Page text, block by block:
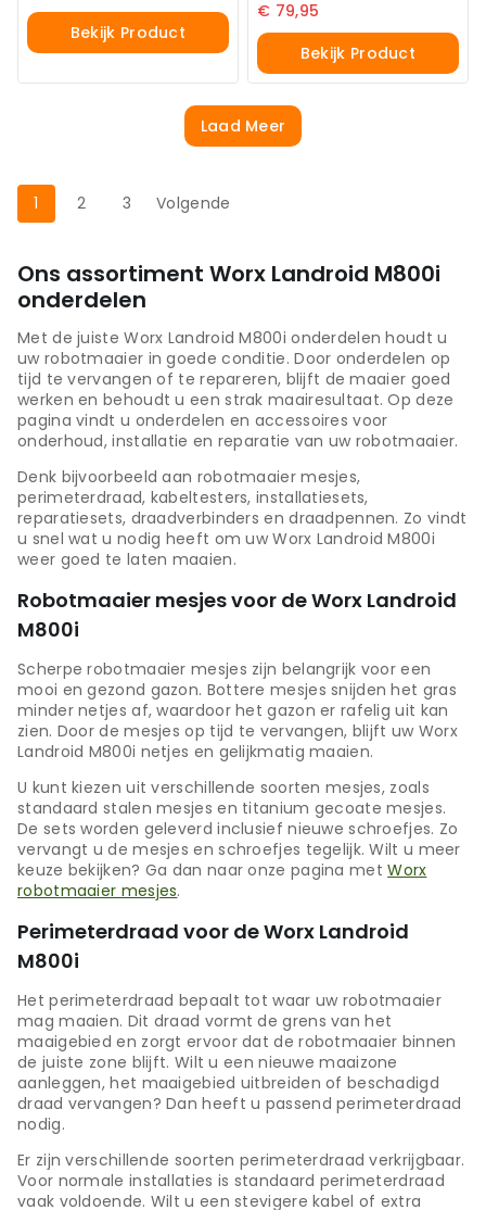
Bekijk Product
€ 79,95
Bekijk Product
Laad Meer
1 2 3 Volgende
Ons assortiment Worx Landroid M800i
onderdelen
Met de juiste Worx Landroid M800i onderdelen houdt u
uw robotmaaier in goede conditie. Door onderdelen op
tijd te vervangen of te repareren, blijft de maaier goed
werken en behoudt u een strak maairesultaat. Op deze
pagina vindt u onderdelen en accessoires voor
onderhoud, installatie en reparatie van uw robotmaaier.
Denk bijvoorbeeld aan robotmaaier mesjes,
perimeterdraad, kabeltesters, installatiesets,
reparatiesets, draadverbinders en draadpennen. Zo vindt
u snel wat u nodig heeft om uw Worx Landroid M800i
weer goed te laten maaien.
Robotmaaier mesjes voor de Worx Landroid
M800i
Scherpe robotmaaier mesjes zijn belangrijk voor een
mooi en gezond gazon. Bottere mesjes snijden het gras
minder netjes af, waardoor het gazon er rafelig uit kan
zien. Door de mesjes op tijd te vervangen, blijft uw Worx
Landroid M800i netjes en gelijkmatig maaien.
U kunt kiezen uit verschillende soorten mesjes, zoals
standaard stalen mesjes en titanium gecoate mesjes.
De sets worden geleverd inclusief nieuwe schroefjes. Zo
vervangt u de mesjes en schroefjes tegelijk. Wilt u meer
keuze bekijken? Ga dan naar onze pagina metWorx
robotmaaier mesjes.
Perimeterdraad voor de Worx Landroid
M800i
Het perimeterdraad bepaalt tot waar uw robotmaaier
mag maaien. Dit draad vormt de grens van het
maaigebied en zorgt ervoor dat de robotmaaier binnen
de juiste zone blijft. Wilt u een nieuwe maaizone
aanleggen, het maaigebied uitbreiden of beschadigd
draad vervangen? Dan heeft u passend perimeterdraad
nodig.
Er zijn verschillende soorten perimeterdraad verkrijgbaar.
Voor normale installaties is standaard perimeterdraad
vaak voldoende. Wilt u een stevigere kabel of extra